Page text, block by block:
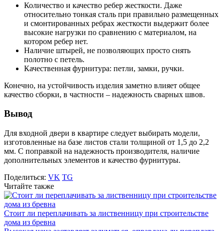
Количество и качество ребер жесткости. Даже
относительно тонкая сталь при правильно размещенных
и смонтированных ребрах жесткости выдержит более
высокие нагрузки по сравнению с материалом, на
котором ребер нет.
Наличие штырей, не позволяющих просто снять
полотно с петель.
Качественная фурнитура: петли, замки, ручки.
Конечно, на устойчивость изделия заметно влияет общее
качество сборки, в частности – надежность сварных швов.
Вывод
Для входной двери в квартире следует выбирать модели,
изготовленные на базе листов стали толщиной от 1,5 до 2,2
мм. С поправкой на надежность производителя, наличие
дополнительных элементов и качество фурнитуры.
Поделиться: VK TG
Читайте также
Стоит ли переплачивать за лиственницу при строительстве
дома из бревна